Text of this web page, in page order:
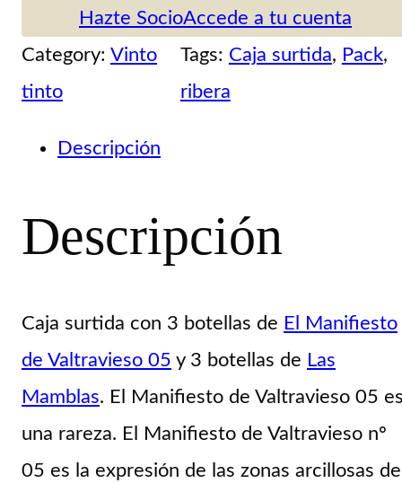
Manifiesto
05
Mamblas
Hazte SocioAccede a tu cuenta
Category: Vinto
tinto
Tags: Caja surtida, Pack
ribera
Descripción
Descripción
Caja surtida con 3 botellas de El Manifiesto
de Valtravieso 05 y 3 botellas de Las
Mamblas. El Manifiesto de Valtravieso 05
una rareza. El Manifiesto de Valtravieso nº
05 es la expresión de las zonas arcillosas de